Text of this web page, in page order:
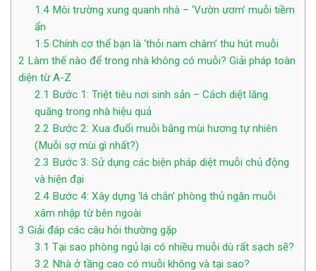
1.4Môi trường xung quanh nhà – ‘Vườn ươm’ muỗi tiềm
ẩn
1.5 Chính cơ thể bạn là ‘thỏi nam châm’ thu hút muỗi
2 Làm thế nào để trong nhà không có muỗi? Giải pháp toàn
diện từ A-Z
2.1 Bước 1: Triệt tiêu nơi sinh sản – Cách diệt lăng
quăng trong nhà hiệu quả
2.2 Bước 2: Xua đuổi muỗi bằng mùi hương tự nhiên
(Muỗi sợ mùi gì nhất?)
2.3 Bước 3: Sử dụng các biện pháp diệt muỗi chủ động
và hiện đại
2.4Bước 4: Xây dựng ‘lá chắn’ phòng thủ ngăn muỗi
xâm nhập từ bên ngoài
3 Giải đáp các câu hỏi thường gặp
3.1 Tại sao phòng ngủ lại có nhiều muỗi dù rất sạch sẽ?
3.2 Nhà ở tầng cao có muỗi không và tại sao?